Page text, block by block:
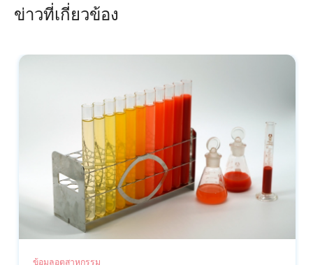
ข่าวที่เกี่ยวข้อง
ข้อมูลอุตสาหกรรม